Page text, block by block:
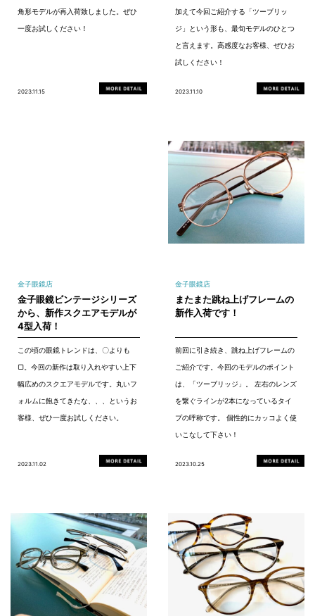
角形モデルが再入荷致しました。ぜひ
一度お試しください！
2023.11.15
加えて今回ご紹介する「ツーブリッ
ジ」という形も、最旬モデルのひとつ
と言えます。高感度なお客様、ぜひお
試しください！
2023.11.10
金子眼鏡店
金子眼鏡ビンテージシリーズ
から、新作スクエアモデルが
4型入荷！
この頃の眼鏡トレンドは、〇よりも
▢。今回の新作は取り入れやすい上下
幅広めのスクエアモデルです。丸いフ
ォルムに飽きてきたな、、、というお
客様、ぜひ一度お試しください。
2023.11.02
金子眼鏡店
またまた跳ね上げフレームの
新作入荷です！
前回に引き続き、跳ね上げフレームの
ご紹介です。今回のモデルのポイント
は、「ツーブリッジ」。 左右のレンズ
を繋ぐラインが2本になっているタイ
プの呼称です。 個性的にカッコよく使
いこなして下さい！
2023.10.25